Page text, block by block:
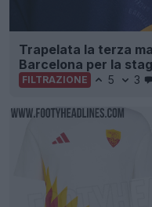
Trapelata la terza
Barcelona per la
FILTRAZIONE 5 3